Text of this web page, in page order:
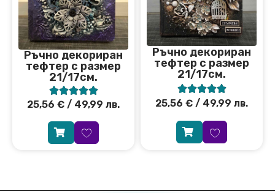
Ръчно декориран
тефтер с размер
21/17см.

25,56 € / 49,99 лв.
Ръчно декориран
тефтер с размер
21/17см.

25,56 € / 49,99 лв.